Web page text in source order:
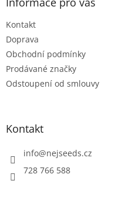
Kontakt
Doprava
Obchodní podmínky
Prodávané značky
Odstoupení od smlouvy
Kontakt
info@nejseeds.cz
728 766 588